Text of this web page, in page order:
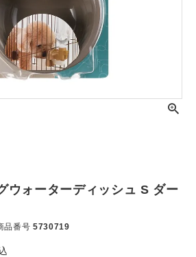
ウォーターディッシュ S ダー
品番号 5730719